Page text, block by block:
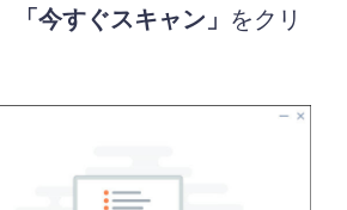
「今すぐスキャン」 をクリ